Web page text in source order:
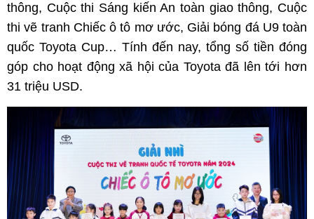
thông, Cuộc thi Sáng kiến An toàn giao thông, Cuộc
thi vẽ tranh Chiếc ô tô mơ ước, Giải bóng đá U9 toàn
quốc Toyota Cup… Tính đến nay, tổng số tiền đóng
góp cho hoạt động xã hội của Toyota đã lên tới hơn
31 triệu USD.